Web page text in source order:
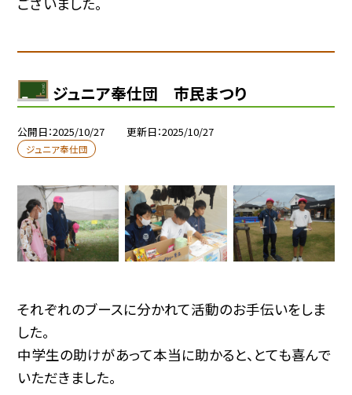
ジュニア奉仕団 市民まつり
公開日 2025/10/27 更新日 2025/10/27
ジュニア奉仕団
それぞれのブースに分かれて活動のお手伝いをしま
した。
中学生の助けがあって本当に助かると、とても喜んで
いただきました。